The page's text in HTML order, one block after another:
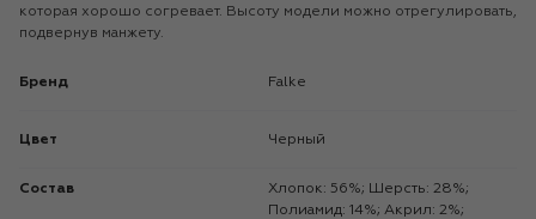
которая хорошо согревает. Высоту модели можно отрегулировать,
подвернув манжету.
Бренд Falke
Цвет Черный
Состав
Хлопок: 56%; Шерсть: 28%;
Полиамид: 14%; Акрил: 2%;